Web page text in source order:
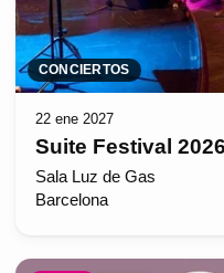
CONCIERTOS
22 ene 2027
Suite Festival 2026
Sala Luz de Gas
Barcelona